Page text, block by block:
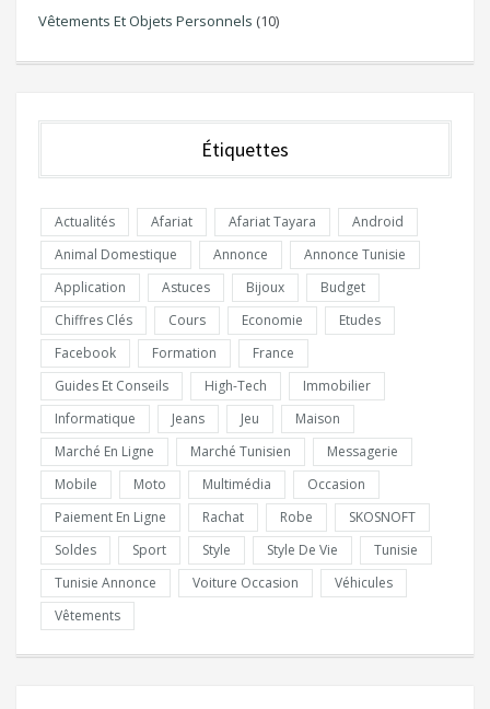
Vêtements Et Objets Personnels (10)
Étiquettes
Actualités Afariat Afariat Tayara
Android
Animal Domestique
Annonce
Annonce Tunisie
Application
Astuces Bijoux
Budget
Chiffres Clés
Cours Economie
Etudes
Facebook
Formation
France
Guides Et Conseils
High-Tech
Immobilier
Informatique
Jeans Jeu
Maison
Marché En Ligne
Marché Tunisien
Messagerie
Mobile
Moto Multimédia
Occasion
Paiement En Ligne
Rachat Robe
SKOSNOFT
Soldes
Sport Style Style De Vie
Tunisie
Tunisie Annonce
Voiture Occasion
Véhicules
Vêtements